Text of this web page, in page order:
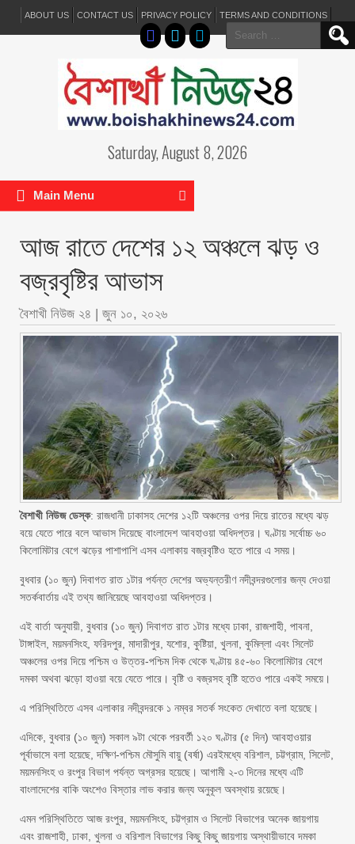
ABOUT US CONTACT US PRIVACY POLICY TERMS AND CONDITIONS
Search
for:
Saturday, August 8, 2026
Main Menu
আজ রাতে দেশের ১২ অঞ্চলে ঝড় ও
বজ্রবৃষ্টির আভাস
বৈশাখী নিউজ ২৪ | জুন ১০, ২০২৬
বৈশাখী নিউজ ডেস্ক: রাজধানী ঢাকাসহ দেশের ১২টি অঞ্চলের ওপর দিয়ে রাতের মধ্যে ঝড়
বয়ে যেতে পারে বলে আভাস দিয়েছে বাংলাদেশ আবহাওয়া অধিদপ্তর। ঘণ্টায় সর্বোচ্চ ৬০
কিলোমিটার বেগে ঝড়ের পাশাপাশি এসব এলাকায় বজ্রবৃষ্টিও হতে পারে এ সময়।
বুধবার (১০ জুন) দিবাগত রাত ১টার পর্যন্ত দেশের অভ্যন্তরীণ নদীবন্দরগুলোর জন্য দেওয়া
সতর্কবার্তায় এই তথ্য জানিয়েছে আবহাওয়া অধিদপ্তর।
এই বার্তা অনুযায়ী, বুধবার (১০ জুন) দিবাগত রাত ১টার মধ্যে ঢাকা, রাজশাহী, পাবনা,
টাঙ্গাইল, ময়মনসিংহ, ফরিদপুর, মাদারীপুর, যশোর, কুষ্টিয়া, খুলনা, কুমিল্লা এবং সিলেট
অঞ্চলের ওপর দিয়ে পশ্চিম ও উত্তর-পশ্চিম দিক থেকে ঘণ্টায় ৪৫-৬০ কিলোমিটার বেগে
দমকা অথবা ঝড়ো হাওয়া বয়ে যেতে পারে। বৃষ্টি ও বজ্রসহ বৃষ্টি হতেও পারে একই সময়ে।
এ পরিস্থিতিতে এসব এলাকার নদীবন্দরকে ১ নম্বর সতর্ক সংকেত দেখাতে বলা হয়েছে।
এদিকে, বুধবার (১০ জুন) সকাল ৯টা থেকে পরবর্তী ১২০ ঘণ্টার (৫ দিন) আবহাওয়ার
পূর্বাভাসে বলা হয়েছে, দক্ষিণ-পশ্চিম মৌসুমি বায়ু (বর্ষা) এরইমধ্যে বরিশাল, চট্টগ্রাম, সিলেট,
ময়মনসিংহ ও রংপুর বিভাগ পর্যন্ত অগ্রসর হয়েছে। আগামী ২-৩ দিনের মধ্যে এটি
বাংলাদেশের বাকি অংশেও বিস্তার লাভ করার জন্য অনুকূল অবস্থায় রয়েছে।
এমন পরিস্থিতিতে আজ রংপুর, ময়মনসিংহ, চট্টগ্রাম ও সিলেট বিভাগের অনেক জায়গায়
এবং রাজশাহী, ঢাকা, খুলনা ও বরিশাল বিভাগের কিছু কিছু জায়গায় অস্থায়ীভাবে দমকা